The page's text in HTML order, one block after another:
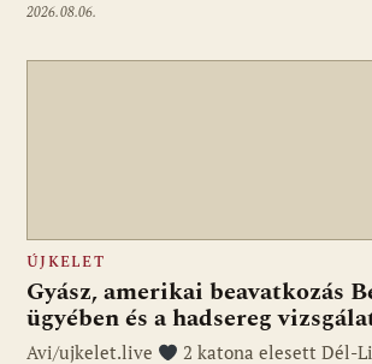
2026.08.06.
ÚJKELET
Gyász, amerikai beavatkozás
ügyében és a hadsereg
Avi/ujkelet.live
2 katona elesett Dél-